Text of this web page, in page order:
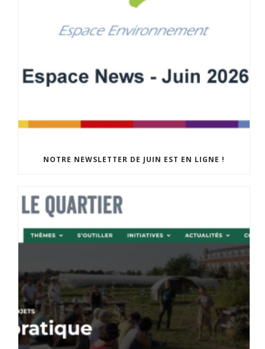
NOTRE NEWSLETTER DE JUIN EST EN LIGNE !